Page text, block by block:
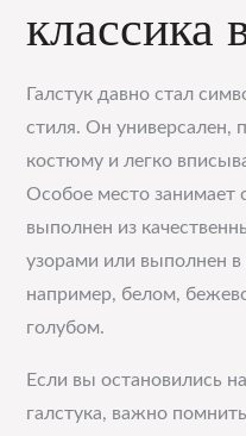
классика
Галстук давно стал
стиля. Он универсален,
костюму и легко
Особое место занимает
выполнен из
узорами или выполнен в
например, белом,
голубом.
Если вы остановились
галстука, важно